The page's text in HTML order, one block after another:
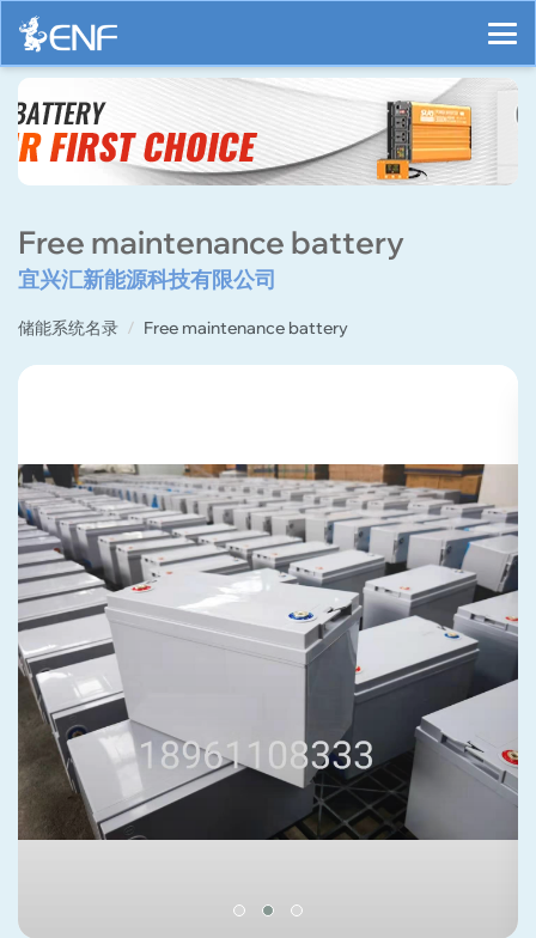
Free maintenance battery
宜兴汇新能源科技有限公司
储能系统名录 Free maintenance battery